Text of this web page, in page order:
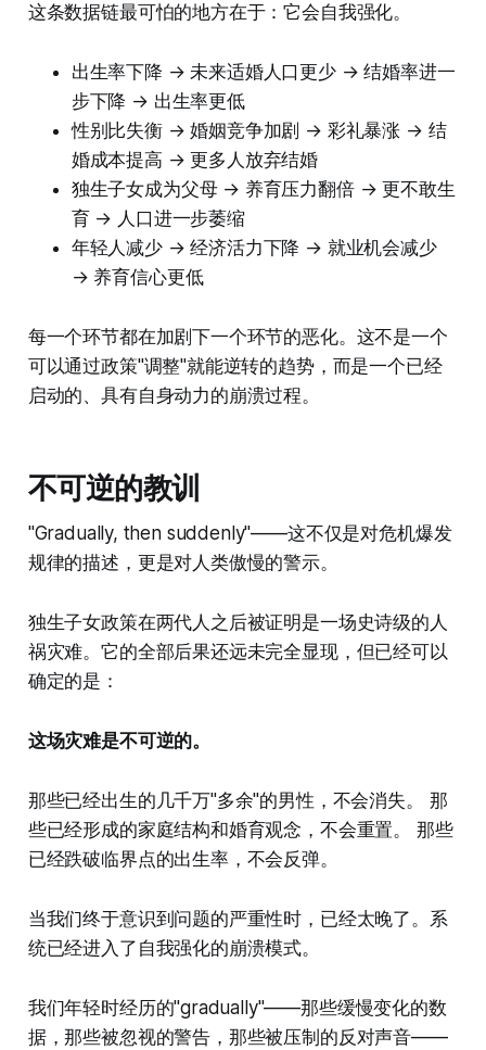
这条数据链最可怕的地方在于：它会自我强化。
出生率下降 → 未来适婚人口更少 → 结婚率进一
步下降 → 出生率更低
性别比失衡 → 婚姻竞争加剧 → 彩礼暴涨 → 结
婚成本提高 → 更多人放弃结婚
独生子女成为父母 → 养育压力翻倍 → 更不敢生
育 → 人口进一步萎缩
年轻人减少 → 经济活力下降 → 就业机会减少
→ 养育信心更低
每一个环节都在加剧下一个环节的恶化。这不是一个
可以通过政策"调整"就能逆转的趋势，而是一个已经
启动的、具有自身动力的崩溃过程。
不可逆的教训
"Gradually, then suddenly"——这不仅是对危机爆发
规律的描述，更是对人类傲慢的警示。
独生子女政策在两代人之后被证明是一场史诗级的人
祸灾难。它的全部后果还远未完全显现，但已经可以
确定的是：
这场灾难是不可逆的。
那些已经出生的几千万"多余"的男性，不会消失。 那
些已经形成的家庭结构和婚育观念，不会重置。 那些
已经跌破临界点的出生率，不会反弹。
当我们终于意识到问题的严重性时，已经太晚了。系
统已经进入了自我强化的崩溃模式。
我们年轻时经历的"gradually"——那些缓慢变化的数
据，那些被忽视的警告，那些被压制的反对声音——